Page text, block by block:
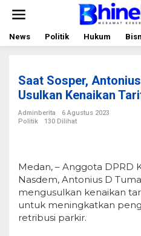
News Politik Hukum
Saat Sosper,
Usulkan Kenaikan
Adminberita
6 Agustus 2023
Politik
130 Dilihat
Medan, – Anggota DPRD
Nasdem, Antonius D
mengusulkan kenaikan
untuk meningkatkan
retribusi parkir.